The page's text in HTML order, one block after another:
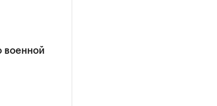
военной